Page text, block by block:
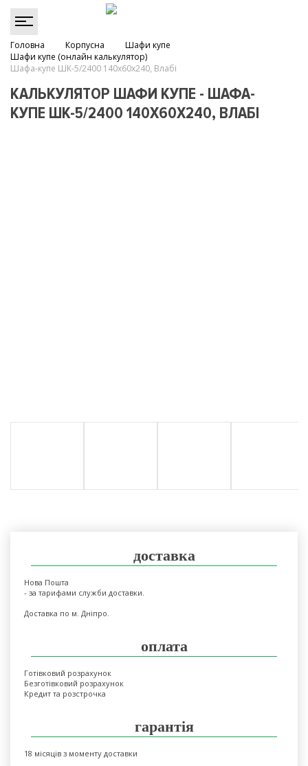
Головна Корпусна
Шафи купе
Шафи купе (онлайн калькулятор)
Шафа-купе ШК-5/2400 140х60х240, Влабі
КАЛЬКУЛЯТОР ШАФИ КУПЕ - ШАФА-
КУПЕ ШК-5/2400 140Х60Х240, ВЛАБІ
доставка
Нова Пошта
- за тарифами служби доставки.
Доставка по м. Дніпро.
оплата
Готівковий розрахунок
Безготівковий розрахунок
Кредит та розстрочка
гарантія
18 місяців з моменту доставки